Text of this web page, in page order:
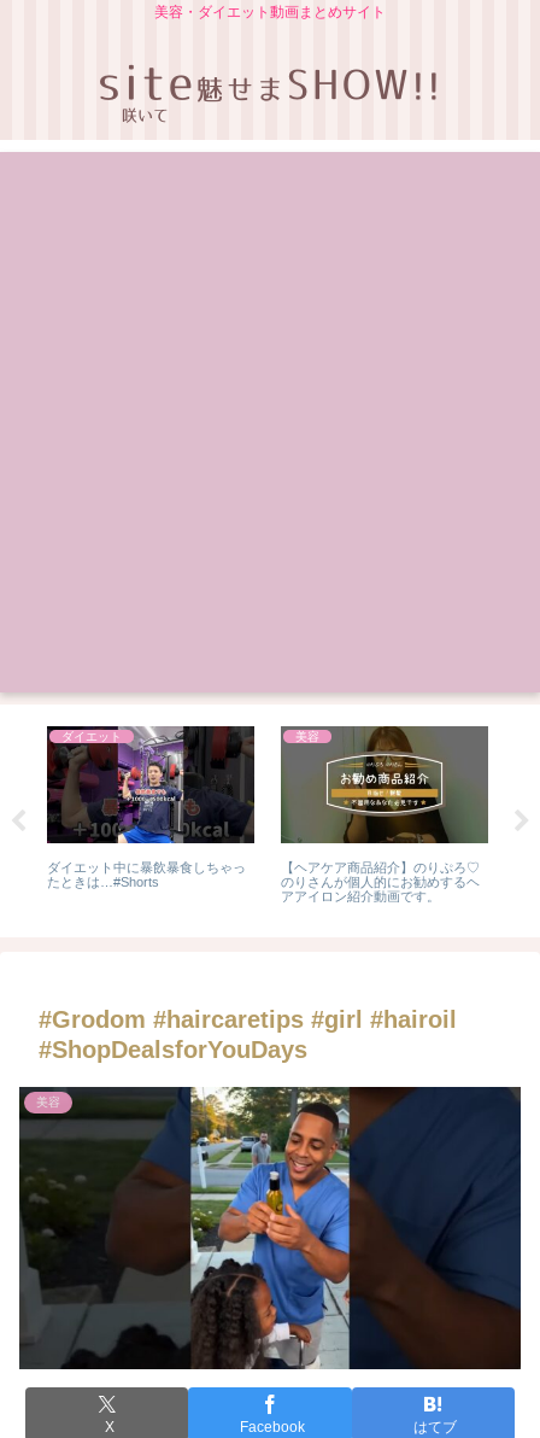
美容・ダイエット動画まとめサイト
ダイエット
ダイエット中に暴飲暴食しちゃっ
たときは…#Shorts
美容
【ヘアケア商品紹介】のりぷろ♡
のりさんが個人的にお勧めするヘ
アアイロン紹介動画です。
#Grodom #haircaretips #girl #hairoil
#ShopDealsforYouDays
美容
X Facebook はてブ